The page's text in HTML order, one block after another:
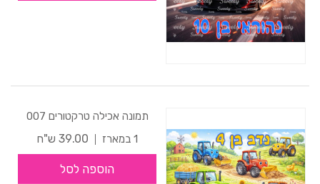
תמונה אכילה טרקטורים 007
1 במארז
39.00 ש"ח
הוספה לסל